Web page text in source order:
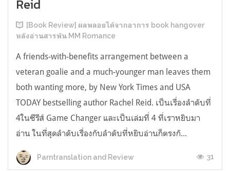
Reid
[Book Review] ผลพลอยได้จากอาการ book hangover
หลังอ่านสารพัน MM Romance
A friends-with-benefits arrangement between a
veteran goalie and a much-younger man leaves them
both wanting more, by New York Times and USA
TODAY bestselling author Rachel Reid. เป็นเรื่องลำดับที่
4ในซีรีส์ Game Changer และเป็นเล่มที่ 4 ที่เราหยิบมา
อ่าน ในที่สุดลำดับเรื่องกับลำดับที่หยิบอ่านก็ตรงกั...
Parntranslation and Review 31